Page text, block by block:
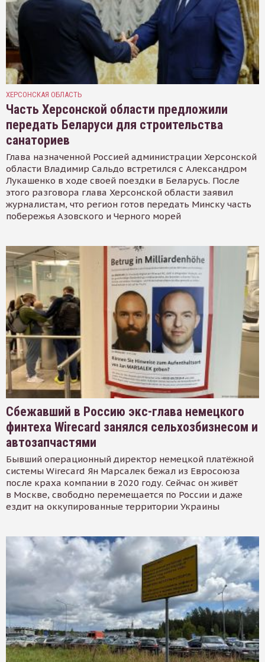
ХЕРСОНСКАЯ ОБЛАСТЬ
Часть Херсонской области предложили
передать Беларуси для строительства
санаториев
Глава назначенной Россией администрации Херсонской
области Владимир Сальдо встретился с Александром
Лукашенко в ходе своей поездки в Беларусь. После
этого разговора глава Херсонской области заявил
журналистам, что регион готов передать Минску часть
побережья Азовского и Черного морей
Сбежавший в Россию экс-глава немецкого
финтеха Wirecard занялся сельхозбизнесом и
автозапчастями
Бывший операционный директор немецкой платёжной
системы Wirecard Ян Марсалек бежал из Евросоюза
после краха компании в 2020 году. Сейчас он живёт
в Москве, свободно перемещается по России и даже
ездит на оккупированные территории Украины